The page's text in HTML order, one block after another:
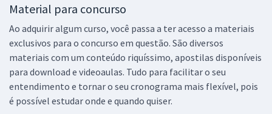
Material para concurso
Ao adquirir algum curso, você passa a ter acesso a materiais
exclusivos para o concurso em questão. São diversos
materiais com um conteúdo riquíssimo, apostilas disponíveis
para download e videoaulas. Tudo para facilitar o seu
entendimento e tornar o seu cronograma mais flexível, pois
é possível estudar onde e quando quiser.